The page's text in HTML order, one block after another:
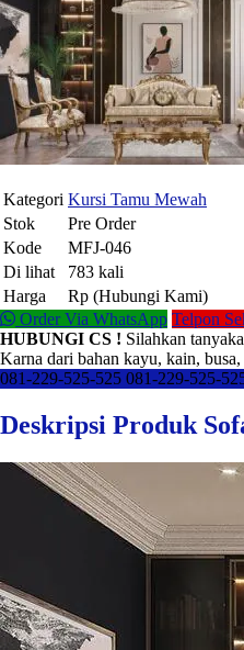
Kategori Kursi Tamu Mewah
Stok
Pre Order
Kode
MFJ-046
Di lihat
783 kali
Harga
Rp (Hubungi Kami)
Order Via WhatsApp Telpon
HUBUNGI CS ! Silahkan
Karna dari bahan kayu, kain,
081-229-525-525 081-229-525-
Deskripsi Produk